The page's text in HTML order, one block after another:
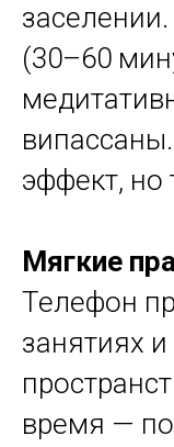
(30–60
эффект, но
Мягкие
Телефон
занятиях
время —